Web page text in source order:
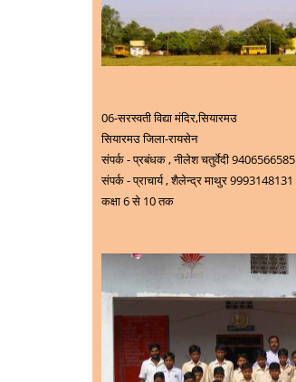
06-सरस्वती विद्या मंदिर,सियारमउ
सियारमउ जिला-रायसेन
संपर्क - प्रबंधक , नीलेश चतुर्वेदी 9406566585
संपर्क - प्राचार्य ,शैलेन्द्र माथुर9993148131
कक्षा 6 से 10 तक